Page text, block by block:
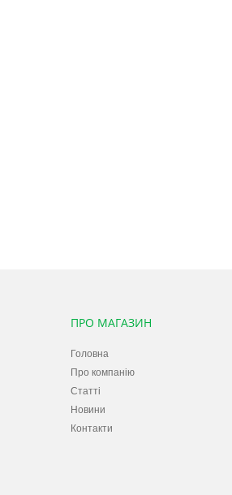
ПРО МАГАЗИН
Головна
Про компанію
Статті
Новини
Контакти